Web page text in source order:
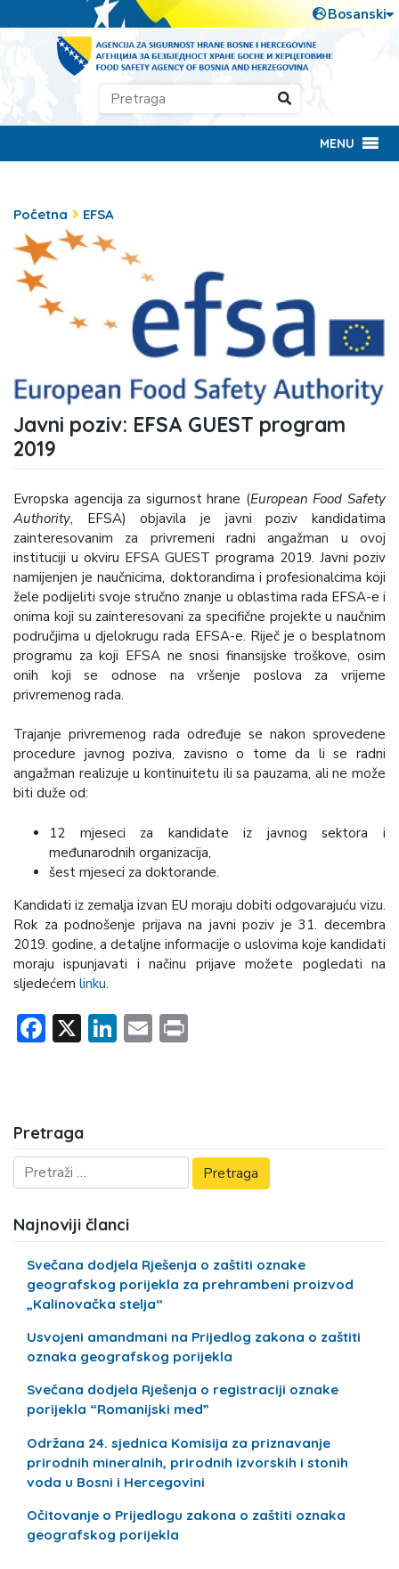
MENU
Početna EFSA
Javni poziv: EFSA GUEST program
2019
Evropska agencija za sigurnost hrane (European Food Safety
Authority, EFSA) objavila je javni poziv kandidatima
zainteresovanim za privremeni radni angažman u ovoj
instituciji u okviru EFSA GUEST programa 2019. Javni poziv
namijenjen je naučnicima, doktorandima i profesionalcima koji
žele podijeliti svoje stručno znanje u oblastima rada EFSA-e i
onima koji su zainteresovani za specifične projekte u naučnim
područjima u djelokrugu rada EFSA-e. Riječ je o besplatnom
programu za koji EFSA ne snosi finansijske troškove, osim
onih koji se odnose na vršenje poslova za vrijeme
privremenog rada.
Trajanje privremenog rada određuje se nakon sprovedene
procedure javnog poziva, zavisno o tome da li se radni
angažman realizuje u kontinuitetu ili sa pauzama, ali ne može
biti duže od:
12 mjeseci za kandidate iz javnog sektora i
međunarodnih organizacija,
šest mjeseci za doktorande.
Kandidati iz zemalja izvan EU moraju dobiti odgovarajuću vizu.
Rok za podnošenje prijava na javni poziv je 31. decembra
2019. godine, a detaljne informacije o uslovima koje kandidati
moraju ispunjavati i načinu prijave možete pogledati na
sljedećem linku.
Facebook
X LinkedIn
Email
Pretraga
Najnoviji članci
Svečana dodjela Rješenja o zaštiti oznake
geografskog porijekla za prehrambeni proizvod
„Kalinovačka stelja“
Usvojeni amandmani na Prijedlog zakona o zaštiti
oznaka geografskog porijekla
Svečana dodjela Rješenja o registraciji oznake
porijekla “Romanijski med”
Održana 24. sjednica Komisija za priznavanje
prirodnih mineralnih, prirodnih izvorskih i stonih
voda u Bosni i Hercegovini
Očitovanje o Prijedlogu zakona o zaštiti oznaka
geografskog porijekla